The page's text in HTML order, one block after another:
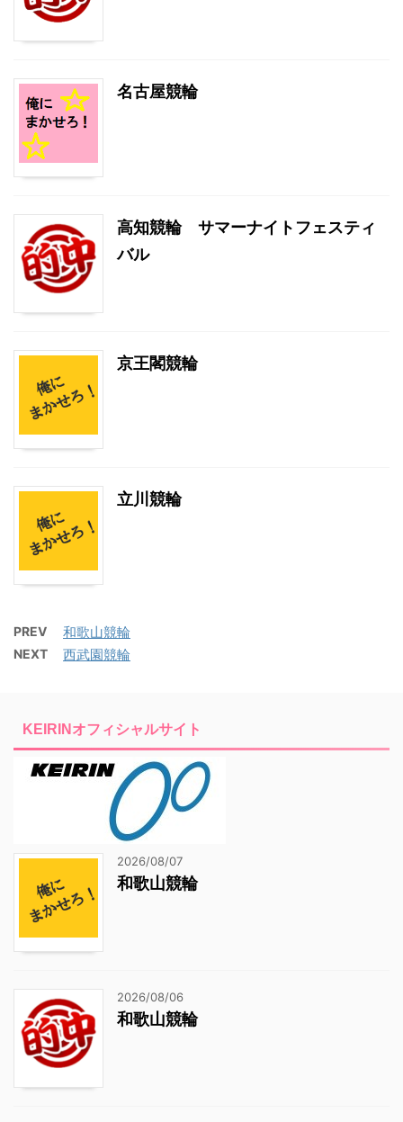
名古屋競輪
高知競輪 サマーナイトフェスティ
バル
京王閣競輪
立川競輪
PREV 和歌山競輪
NEXT 西武園競輪
KEIRINオフィシャルサイト
2026/08/07
和歌山競輪
2026/08/06
和歌山競輪